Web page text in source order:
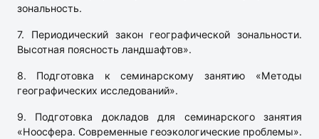
зональность.
7. Периодический закон географической зональности.
Высотная поясность ландшафтов».
8. Подготовка к семинарскому занятию «Методы
географических исследований».
9. Подготовка докладов для семинарского занятия
«Ноосфера. Современные геоэкологические проблемы».